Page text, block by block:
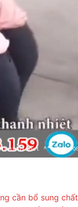
cần bổ sung chất